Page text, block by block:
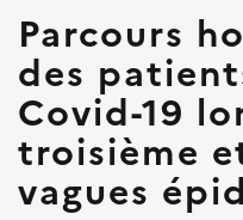
Parcours
des
Covid-19
troisième
vagues